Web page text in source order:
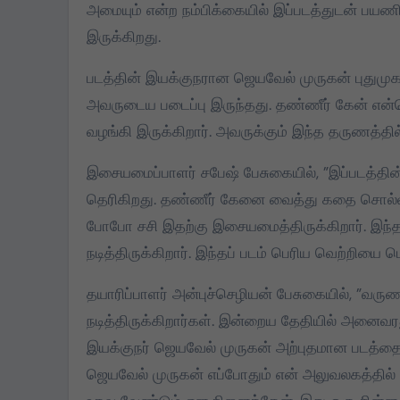
அமையும் என்ற நம்பிக்கையில் இப்படத்துடன்
இருக்கிறது.
படத்தின் இயக்குநரான ஜெயவேல் முருகன்
அவருடைய படைப்பு இருந்தது. தண்ணீர் கேன்
வழங்கி இருக்கிறார். அவருக்கும் இந்த
இசையமைப்பாளர் சபேஷ் பேசுகையில்,
தெரிகிறது. தண்ணீர் கேனை வைத்து கதை
போபோ சசி இதற்கு இசையமைத்திருக்கிறார்.
நடித்திருக்கிறார்.‌ இந்தப் படம் பெரிய வெற்றியை
தயாரிப்பாளர் அன்புச்செழியன் பேசுகையில்,
நடித்திருக்கிறார்கள். இன்றைய தேதியில்
இயக்குநர் ஜெயவேல் முருகன் அற்புதமான படத்தை
ஜெயவேல் முருகன் எப்போதும் என் அலுவலகத்தில்